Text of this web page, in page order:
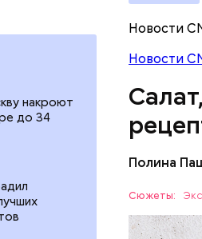
накроют
до 34
Новости
Новости
Полина
Сюжеты:
ЕДА